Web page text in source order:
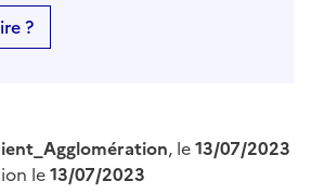
?
, le13/07/2023
le13/07/2023